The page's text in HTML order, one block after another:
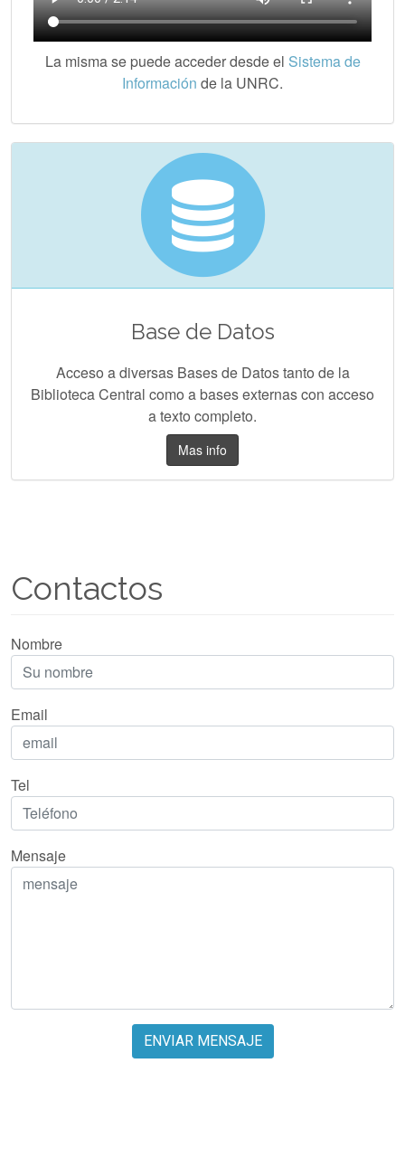
La misma se puede acceder desde el Sistema de
Información de la UNRC.
Base de Datos
Acceso a diversas Bases de Datos tanto de la
Biblioteca Central como a bases externas con acceso
a texto completo.
Mas info
Contactos
Nombre
Email
Tel
Mensaje
ENVIAR MENSAJE